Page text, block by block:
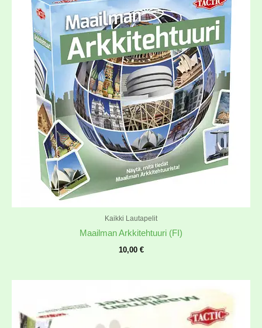
Kaikki Lautapelit
Maailman Arkkitehtuuri (FI)
10,00 €